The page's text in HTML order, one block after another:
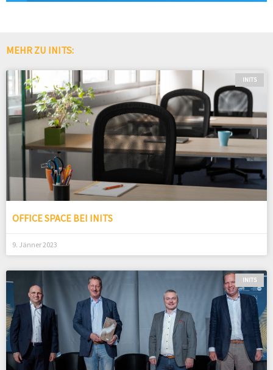
MEHR ZU INITS:
INITS
OFFICE SPACE BEI INITS
9. Jänner 2023
INITS